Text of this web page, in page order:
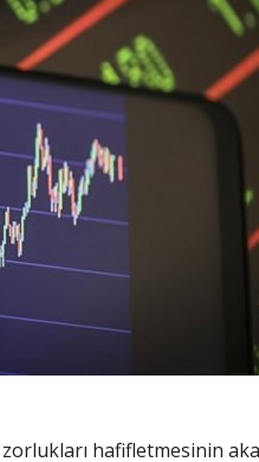
hafifletmesinin